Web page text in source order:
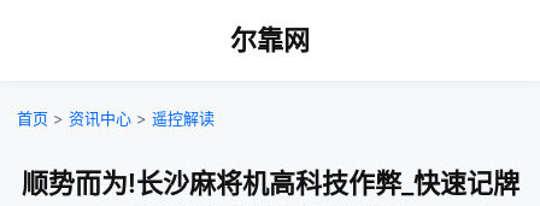
尔靠网
首页 > 资讯中心 > 遥控解读
顺势而为!长沙麻将机高科技作弊_快速记牌